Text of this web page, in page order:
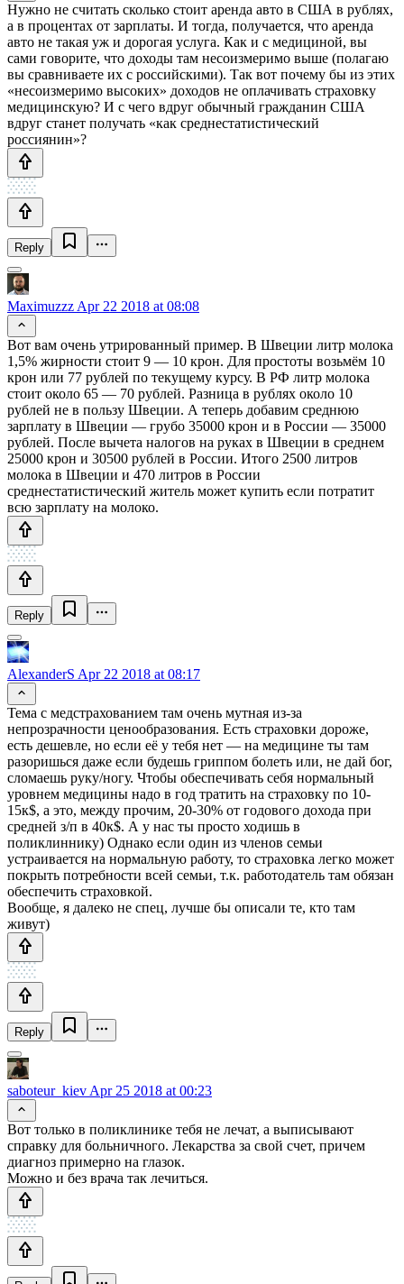
Нужно не считать сколько стоит аренда авто в США в рублях,
а в процентах от зарплаты. И тогда, получается, что аренда
авто не такая уж и дорогая услуга. Как и с медициной, вы
сами говорите, что доходы там несоизмеримо выше (полагаю
вы сравниваете их с российскими). Так вот почему бы из этих
«несоизмеримо высоких» доходов не оплачивать страховку
медицинскую? И с чего вдруг обычный гражданин США
вдруг станет получать «как среднестатистический
россиянин»?
Reply
Maximuzzz Apr 22 2018 at 08:08
Вот вам очень утрированный пример. В Швеции литр молока
1,5% жирности стоит 9 — 10 крон. Для простоты возьмём 10
крон или 77 рублей по текущему курсу. В РФ литр молока
стоит около 65 — 70 рублей. Разница в рублях около 10
рублей не в пользу Швеции. А теперь добавим среднюю
зарплату в Швеции — грубо 35000 крон и в России — 35000
рублей. После вычета налогов на руках в Швеции в среднем
25000 крон и 30500 рублей в России. Итого 2500 литров
молока в Швеции и 470 литров в России
среднестатистический житель может купить если потратит
всю зарплату на молоко.
Reply
AlexanderS Apr 22 2018 at 08:17
Тема с медстрахованием там очень мутная из-за
непрозрачности ценообразования. Есть страховки дороже,
есть дешевле, но если её у тебя нет — на медицине ты там
разоришься даже если будешь гриппом болеть или, не дай бог,
сломаешь руку/ногу. Чтобы обеспечивать себя нормальный
уровнем медицины надо в год тратить на страховку по 10-
15к$, а это, между прочим, 20-30% от годового дохода при
средней з/п в 40к$. А у нас ты просто ходишь в
поликлиннику) Однако если один из членов семьи
устраивается на нормальную работу, то страховка легко может
покрыть потребности всей семьи, т.к. работодатель там обязан
обеспечить страховкой.
Вообще, я далеко не спец, лучше бы описали те, кто там
живут)
Reply
saboteur_kiev Apr 25 2018 at 00:23
Вот только в поликлинике тебя не лечат, а выписывают
справку для больничного. Лекарства за свой счет, причем
диагноз примерно на глазок.
Можно и без врача так лечиться.